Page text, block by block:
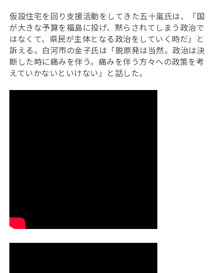
仮設住宅を回り支援活動をしてきた五十嵐氏は、「国
が大きな予算を福島に投げ、黙らされてしまう政治で
はなくて、県民が主体となる政治をしていく時だ」と
訴える。白河市の金子氏は「脱原発は当然。政治は決
断した時に痛みを伴う。痛みを伴う方々への政策を考
えていかないといけない」と話した。